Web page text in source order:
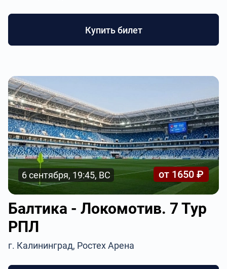
Купить билет
6 сентября, 19:45, ВС от 1650 ₽
Балтика - Локомотив. 7 Тур
РПЛ
г. Калининград, Ростех Арена